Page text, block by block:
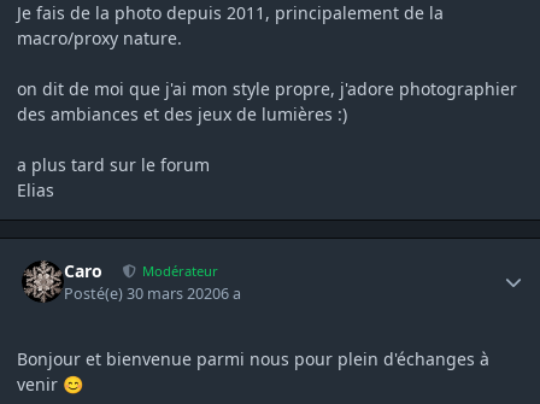
Je fais de la photo depuis 2011, principalement de la
macro/proxy nature.
on dit de moi que j'ai mon style propre, j'adore photographier
des ambiances et des jeux de lumières :)
a plus tard sur le forum
Elias
Caro Modérateur
Posté(e)30 mars 20206 a
Bonjour et bienvenue parmi nous pour plein d'échanges à
venir 😊